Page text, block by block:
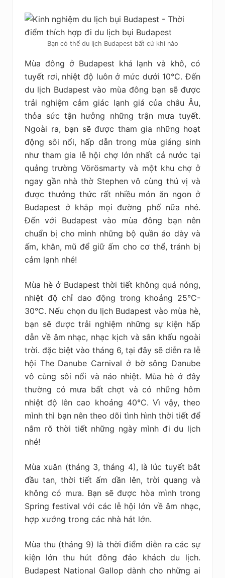
Bạn có thể du lịch Budapest bất cứ khi nào
Mùa đông ở Budapest khá lạnh và khô, có
tuyết rơi, nhiệt độ luôn ở mức dưới 10°C. Đến
du lịch Budapest vào mùa đông bạn sẽ được
trải nghiệm cảm giác lạnh giá của châu Âu,
thỏa sức tận hưởng những trận mưa tuyết.
Ngoài ra, bạn sẽ được tham gia những hoạt
động sôi nổi, hấp dẫn trong mùa giáng sinh
như tham gia lễ hội chợ lớn nhất cả nước tại
quảng trường Vörösmarty và một khu chợ ở
ngay gần nhà thờ Stephen vô cùng thú vị và
được thưởng thức rất nhiều món ăn ngon ở
Budapest ở khắp mọi đường phố nữa nhé.
Đến với Budapest vào mùa đông bạn nên
chuẩn bị cho mình những bộ quần áo dày và
ấm, khăn, mũ để giữ ấm cho cơ thể, tránh bị
cảm lạnh nhé!
Mùa hè ở Budapest thời tiết không quá nóng,
nhiệt độ chỉ dao động trong khoảng 25°C-
30°C. Nếu chọn du lịch Budapest vào mùa hè,
bạn sẽ được trải nghiệm những sự kiện hấp
dẫn về âm nhạc, nhạc kịch và sân khấu ngoài
trời. đặc biệt vào tháng 6, tại đây sẽ diễn ra lễ
hội The Danube Carnival ở bờ sông Danube
vô cùng sôi nổi và náo nhiệt. Mùa hè ở đây
thường có mưa bất chợt và có những hôm
nhiệt độ lên cao khoảng 40°C. Vì vậy, theo
mình thì bạn nên theo dõi tình hình thời tiết để
nắm rõ thời tiết những ngày mình đi du lịch
nhé!
Mùa xuân (tháng 3, tháng 4), là lúc tuyết bắt
đầu tan, thời tiết ấm dần lên, trời quang và
không có mưa. Bạn sẽ được hòa mình trong
Spring festival với các lễ hội lớn về âm nhạc,
hợp xướng trong các nhà hát lớn.
Mùa thu (tháng 9) là thời điểm diễn ra các sự
kiện lớn thu hút đông đảo khách du lịch.
Budapest National Gallop dành cho những ai